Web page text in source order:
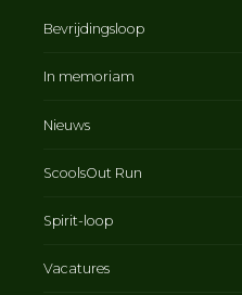
Bevrijdingsloop
In memoriam
Nieuws
ScoolsOut Run
Spirit-loop
Vacatures